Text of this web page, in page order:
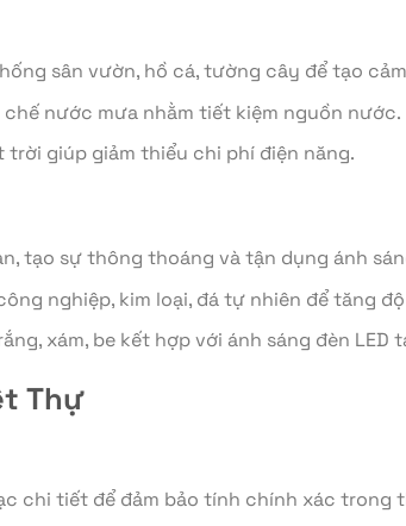
sân vườn, hồ cá, tường cây để tạo
nước mưa nhằm tiết kiệm nguồn nước.
giúp giảm thiểu chi phí điện năng.
tạo sự thông thoáng và tận dụng ánh
nghiệp, kim loại, đá tự nhiên để tăng
xám, be kết hợp với ánh sáng đèn LED
Thự
chi tiết để đảm bảo tính chính xác trong